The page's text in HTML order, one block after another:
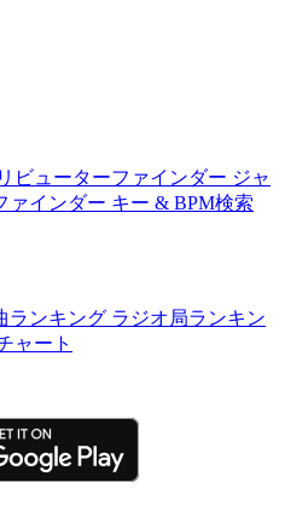
ビューターファインダー ジャ
ァインダー キー & BPM検索
ランキング ラジオ局ランキン
ャート